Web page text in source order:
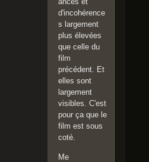
d'incohérence
s largement
plus élevées
que celle du
film
précédent. Et
elles sont
largement
visibles. C'est
pour ça que le
film est sous
coté.
Me